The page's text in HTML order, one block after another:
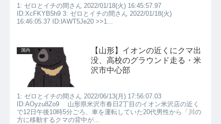
1: ゼロとイチの間さん 2022/01/18(火) 16:45:57.97
ID:XcFKYB5h9 3: ゼロとイチの間さん 2022/01/18(火)
16:46:05.37 ID:lAWT5Je20 >>1...
国内
【山形】イオンの近くにクマ出
没、高校のグラウンド走る・米
沢市中心部
1: ゼロとイチの間さん 2022/06/13(月) 17:56:07.03
ID:AOyzu8Zo9 山形県米沢市春日2丁目のイオン米沢店の近く
で12日午後10時5分ごろ、車を運転していた20代男性から「川の
方に移動するクマの背中が...